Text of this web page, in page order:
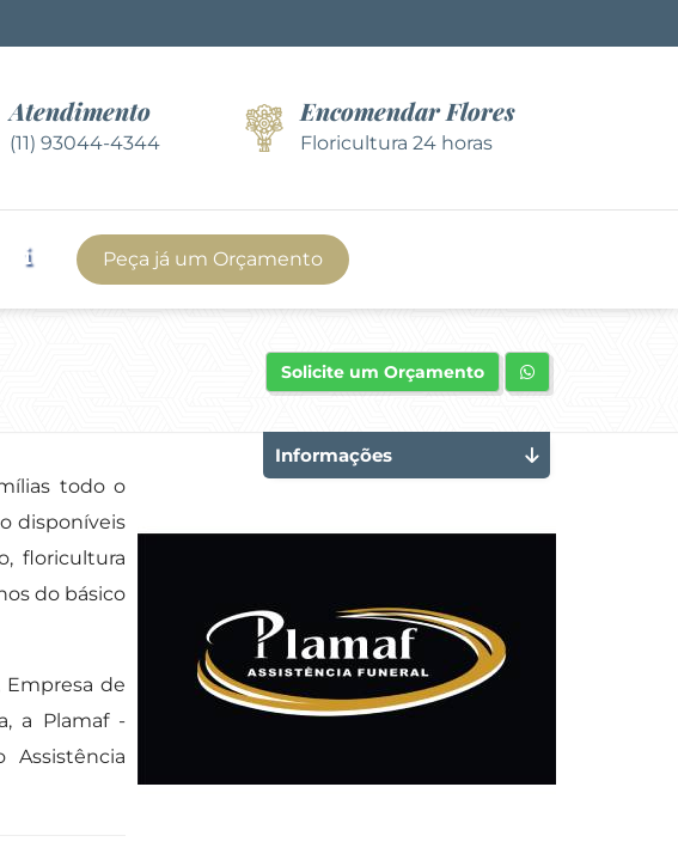
Atendimento
(11) 93044-4344
Encomendar Flores
Floricultura 24 horas
Peça já um Orçamento
Solicite um Orçamento
todo o
disponíveis
floricultura
do básico
Empresa de
a Plamaf -
Assistência
Informações